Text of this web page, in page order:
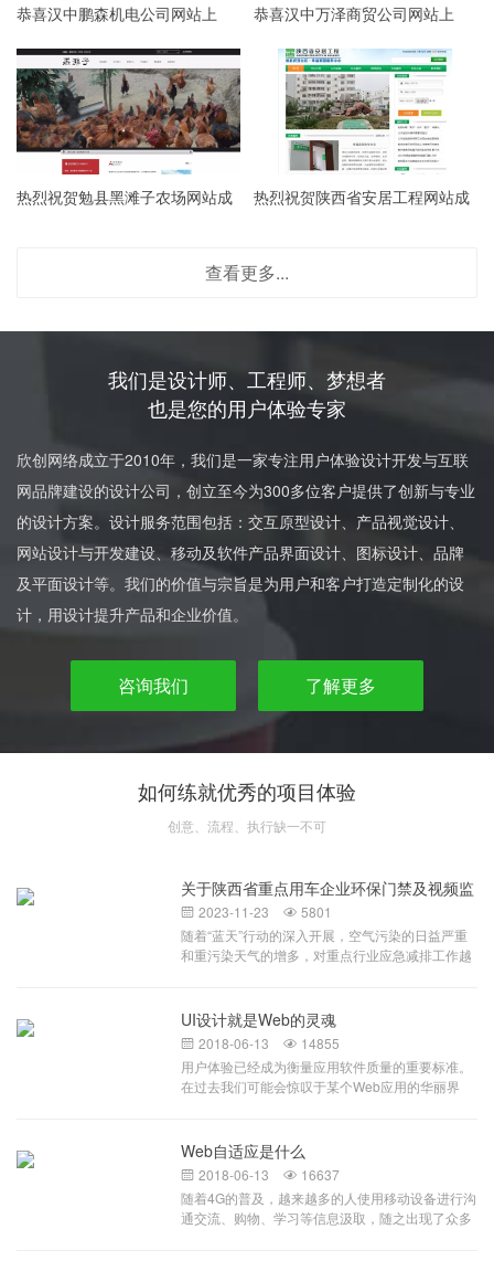
恭喜汉中鹏森机电公司网站上
恭喜汉中万泽商贸公司网站上
热烈祝贺勉县黑滩子农场网站成
热烈祝贺陕西省安居工程网站成
查看更多...
我们是设计师、工程师、梦想者
也是您的用户体验专家
欣创网络成立于2010年，我们是一家专注用户体验设计开发与互联
网品牌建设的设计公司，创立至今为300多位客户提供了创新与专业
的设计方案。设计服务范围包括：交互原型设计、产品视觉设计、
网站设计与开发建设、移动及软件产品界面设计、图标设计、品牌
及平面设计等。我们的价值与宗旨是为用户和客户打造定制化的设
计，用设计提升产品和企业价值。
咨询我们 了解更多
如何练就优秀的项目体验
创意、流程、执行缺一不可
关于陕西省重点用车企业环保门禁及视频监
控系统
 2023-11-23  5801
随着“蓝天”行动的深入开展，空气污染的日益严重
和重污染天气的增多，对重点行业应急减排工作越
管，对于拟申报A、B级和引领性企业，要求企业按
照当地生态环境部门要求建立环保门禁电子台账。
环保门禁电子台账及视频监控系统，配合企业门禁
系统形成一套合理并且符合规范的车辆运输监控系
统，加强流程自动处理功能，赋予司机自主处理能
绝虚假国五车辆入内。系统内置与环保、公安部门
信息接口，确保车辆信息的准确性与唯一性。企业
现有的台账信息还停留在人工统计阶段，耗时耗
力，大大影响了车辆出入场的效率，而且数据准确
UI设计就是Web的灵魂
 2018-06-13  14855
用户体验已经成为衡量应用软件质量的重要标准。
在过去我们可能会惊叹于某个Web应用的华丽界
被逐渐模糊。虽然技术已经焕然一新，但很多开发
人员并不是专业的信息架构师，可能还在使用传统
的、平凡的UI设计风格。富应用已成定局，过去难
以实现的效果在今天看来已如此简单。本文旨在通
过借鉴Web界面设计经验，来探寻系统UI设计的最
Web自适应是什么
 2018-06-13  16637
随着4G的普及，越来越多的人使用移动设备进行沟
通交流、购物、学习等信息汲取，随之出现了众多